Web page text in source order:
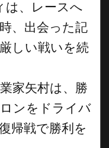
は、レースへ
、出会った記
しい戦いを続
家矢村は、勝
ンをドライバ
帰戦で勝利を